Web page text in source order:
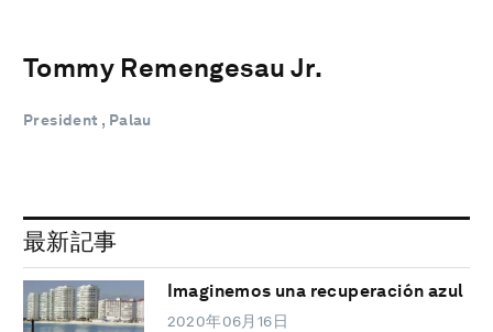
Tommy Remengesau Jr.
President , Palau
最新記事
Imaginemos una recuperación azul
2020年06月16日